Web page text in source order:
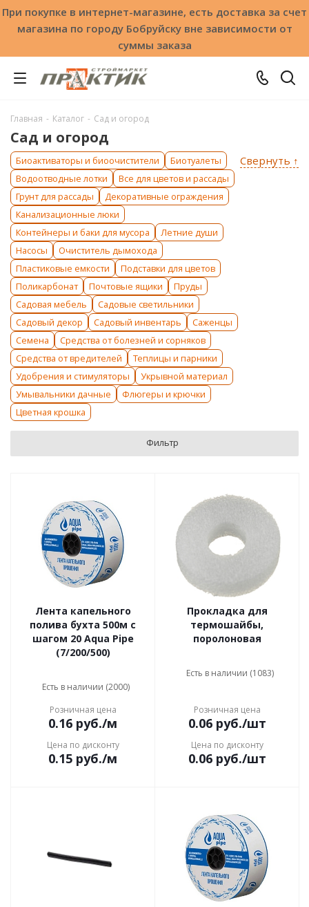
При покупке в интернет-магазине, есть доставка за счет
магазина по городу Бобруйску вне зависимости от
суммы заказа
Главная - Каталог - Сад и огород
Сад и огород
Свернуть ↑
Биоактиваторы и биоочистители
Биотуалеты
Водоотводные лотки
Все для цветов и рассады
Грунт для рассады
Декоративные ограждения
Канализационные люки
Контейнеры и баки для мусора
Летние души
Насосы
Очиститель дымохода
Пластиковые емкости
Подставки для цветов
Поликарбонат
Почтовые ящики
Пруды
Садовая мебель
Садовые светильники
Садовый декор
Садовый инвентарь
Саженцы
Семена
Средства от болезней и сорняков
Средства от вредителей
Теплицы и парники
Удобрения и стимуляторы
Укрывной материал
Умывальники дачные
Флюгеры и крючки
Цветная крошка
Фильтр
Лента капельного
полива бухта 500м с
шагом 20 Aqua Pipe
(7/200/500)
Есть в наличии (2000)
Розничная цена
0.16 руб./м
Цена по дисконту
0.15 руб./м
Прокладка для
термошайбы,
поролоновая
Есть в наличии (1083)
Розничная цена
0.06руб./шт
Цена по дисконту
0.06руб./шт